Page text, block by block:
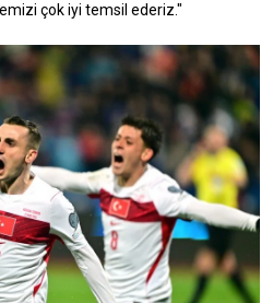
çok iyi temsil ederiz."